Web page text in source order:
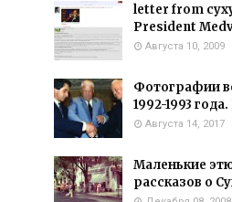
letter from
President
Августа 10, 2009
Фотографии
1992-1993
Августа 14, 2017
Маленькие
рассказов о